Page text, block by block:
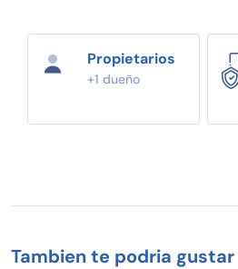
Propietarios
+1 dueño
Tambien te podria gustar